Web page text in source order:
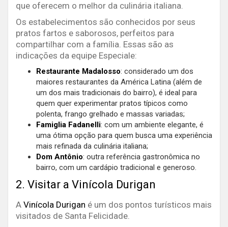
que oferecem o melhor da culinária italiana.
Os estabelecimentos são conhecidos por seus
pratos fartos e saborosos, perfeitos para
compartilhar com a família. Essas são as
indicações da equipe Especiale:
Restaurante Madalosso: considerado um dos
maiores restaurantes da América Latina (além de
um dos mais tradicionais do bairro), é ideal para
quem quer experimentar pratos típicos como
polenta, frango grelhado e massas variadas;
Famiglia Fadanelli: com um ambiente elegante, é
uma ótima opção para quem busca uma experiência
mais refinada da culinária italiana;
Dom Antônio: outra referência gastronômica no
bairro, com um cardápio tradicional e generoso.
2. Visitar a Vinícola Durigan
A Vinícola Durigan é um dos pontos turísticos mais
visitados de Santa Felicidade.